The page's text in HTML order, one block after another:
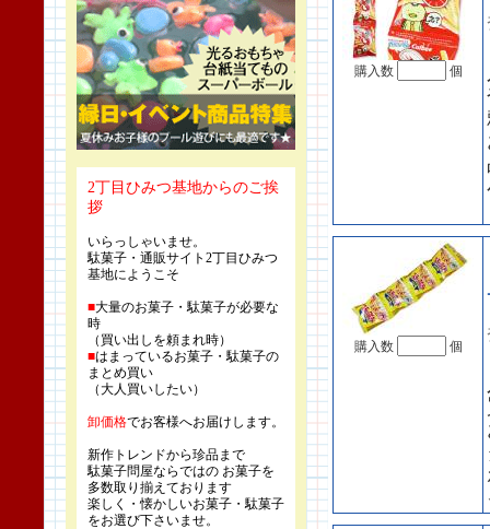
2丁目ひみつ基地からのご挨
拶
いらっしゃいませ。
駄菓子・通販サイト2丁目ひみつ
基地にようこそ
■大量のお菓子・駄菓子が必要な
時
（買い出しを頼まれ時）
■はまっているお菓子・駄菓子の
まとめ買い
（大人買いしたい）
卸価格でお客様へお届けします。
新作トレンドから珍品まで
駄菓子問屋ならではの お菓子を
多数取り揃えております
楽しく・懐かしいお菓子・駄菓子
をお選び下さいませ。
購入数 個
購入数 個